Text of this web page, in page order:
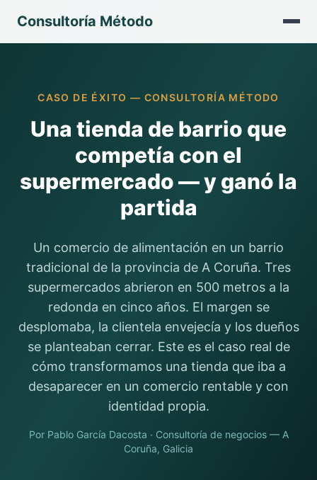
Consultoría Método
CASO DE ÉXITO — CONSULTORÍA MÉTODO
Una tienda de barrio que
competía con el
supermercado — y ganó la
partida
Un comercio de alimentación en un barrio
tradicional de la provincia de A Coruña. Tres
supermercados abrieron en 500 metros a la
redonda en cinco años. El margen se
desplomaba, la clientela envejecía y los dueños
se planteaban cerrar. Este es el caso real de
cómo transformamos una tienda que iba a
desaparecer en un comercio rentable y con
identidad propia.
Por Pablo García Dacosta · Consultoría de negocios — A
Coruña, Galicia